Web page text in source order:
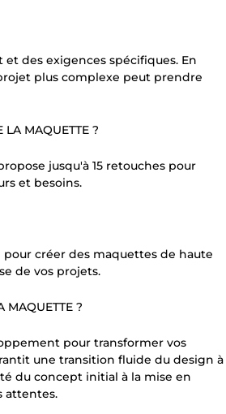
des exigences spécifiques. En
plus complexe peut prendre
LA MAQUETTE ?
jusqu'à 15 retouches pour
et besoins.
créer des maquettes de haute
de vos projets.
MAQUETTE ?
pour transformer vos
une transition fluide du design à
du concept initial à la mise en
attentes.